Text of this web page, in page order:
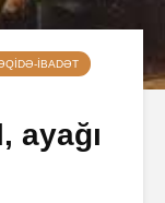
IBADƏT
ayağı